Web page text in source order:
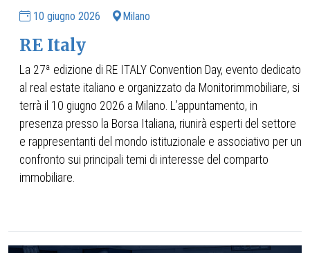
10 giugno 2026 Milano
RE Italy
La 27ª edizione di RE ITALY Convention Day, evento dedicato
al real estate italiano e organizzato da Monitorimmobiliare, si
terrà il 10 giugno 2026 a Milano. L’appuntamento, in
presenza presso la Borsa Italiana, riunirà esperti del settore
e rappresentanti del mondo istituzionale e associativo per un
confronto sui principali temi di interesse del comparto
immobiliare.